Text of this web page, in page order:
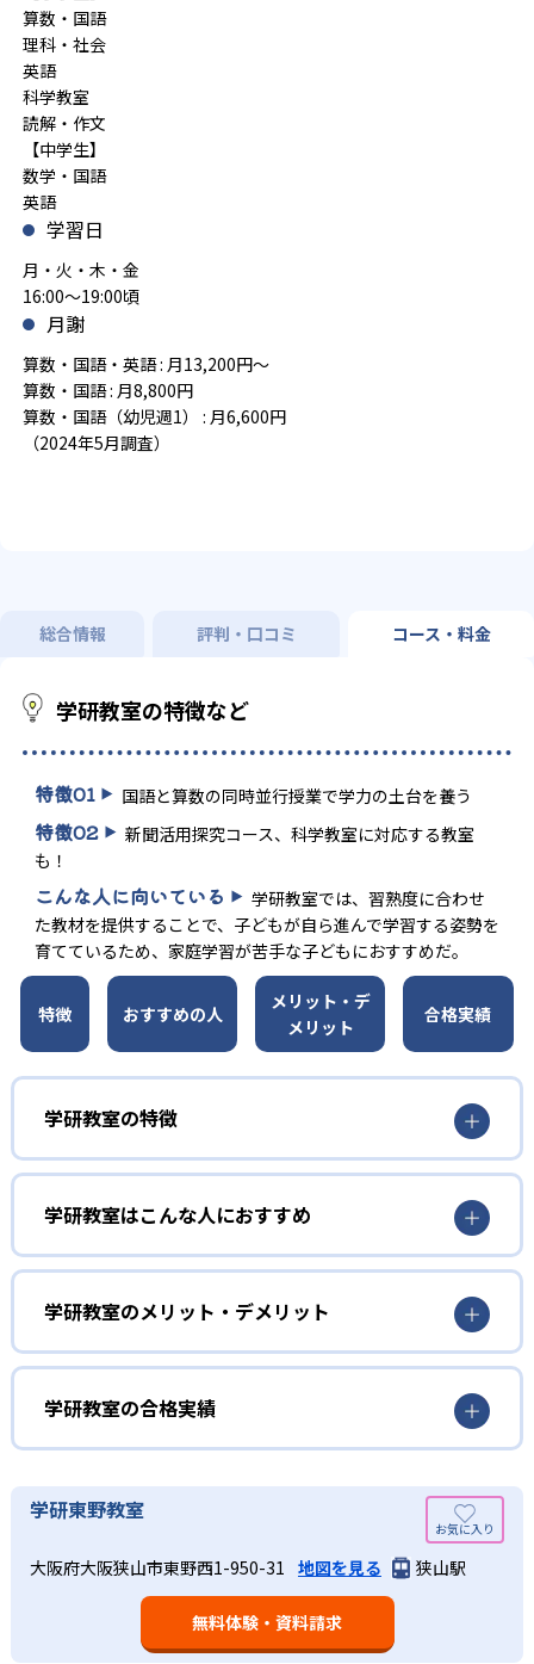
算数・国語
理科・社会
英語
科学教室
読解・作文
【中学生】
数学・国語
英語
学習日
月・火・木・金
16:00～19:00頃
月謝
算数・国語・英語 : 月13,200円～
算数・国語 : 月8,800円
算数・国語（幼児週1） : 月6,600円
（2024年5月調査）
総合情報 評判・口コミ コース・料金
学研教室の特徴など
特徴01 国語と算数の同時並行授業で学力の土台を養う
特徴02
新聞活用探究コース、科学教室に対応する教室
も！
こんな人に向いている
学研教室では、習熟度に合わせ
た教材を提供することで、子どもが自ら進んで学習する姿勢を
育てているため、家庭学習が苦手な子どもにおすすめだ。
特徴 おすすめの人
メリット・デ
メリット
合格実績
学研教室の特徴
01
3歳から高校生まで「無学年方式」で個別指導
学研教室は、0･1･2歳から高校生までを対象として個別指導
解度を最優先して学習を進める「無学年方式」を採用して
いることが特徴だ。この「無学年方式」では、生徒が個々
のペースで学習することができるため、一度立ち止まって
わからないところをしっかり学習したり、余裕がある場合
はどんどん先取り学習を進めたりすることも可能である。
02
生徒それぞれに最適化された学習計画を設計
学研教室の個別指導では、生徒一人ひとりの学力／適性を
しっかり把握した上で学習の出発点を定め、生徒に最適化
された学習計画を設計する。また、生徒それぞれに最適な
教材を提供すると共に、適切なアドバイスも実施。少しず
つレベルアップするスモールステップの教材となっている
学研教室はこんな人におすすめ
勉強全体の底力を上げたい人向け
学研教室は、生徒の「わかった！」を重視する形で個別指
導を行っている。無理なく学習を進められるよう「無学年
方式」を採用しており、わからない問題がある場合は立ち
知識の量などで測りやすい「見える力」だけでなく、学習
に向いている。
算数（数学）と国語の基礎力を上げたい人向け
学研教室では、算数（数学）と国語を全ての教科の基礎に
なるものと考え、その指導を重視している。算数（数学）
では筋道を立てて考える力の育成を、国語では全ての学力
の土台となる「読む力」「書く力」の育成に力を入れてい
学研教室のメリット・デメリット
学研教室の合格実績
学研教室の合格実績は、公式サイトでは公開されていな
い。
学研東野教室
大阪府大阪狭山市東野西1-950-31 地図を見る 狭山駅
無料体験・資料請求